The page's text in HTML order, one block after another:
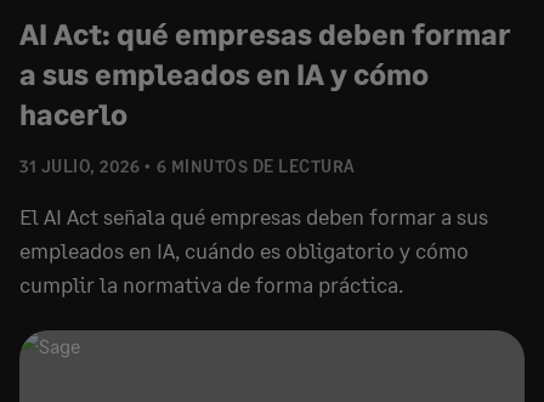
31 JULIO, 2026 6 MINUTOS DE LECTURA
AI Act: qué empresas deben formar
a sus empleados en IA y cómo
hacerlo
El AI Act señala qué empresas deben formar a sus
empleados en IA, cuándo es obligatorio y cómo
cumplir la normativa de forma práctica.